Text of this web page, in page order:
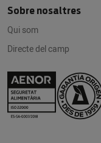
Sobre nosaltres
Qui som
Directe del camp